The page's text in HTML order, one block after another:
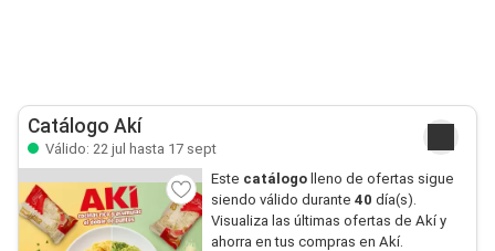
Catálogo Akí
Válido: 22 jul hasta 17 sept
Este catálogo lleno de ofertas sigue
siendo válido durante 40 día(s).
Visualiza las últimas ofertas de Akí y
ahorra en tus compras en Akí.